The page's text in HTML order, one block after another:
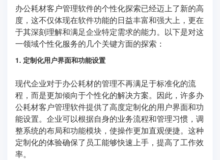
办公耗材客户管理软件的个性化探索已经迈上了新的高
度，这不仅体现在软件功能的日益丰富和强大上，更在
于其深刻理解和满足企业特定需求的能力。以下是对这
一领域个性化服务的几个关键方面的探索：
1. 定制化用户界面和功能设置
现代企业对于办公耗材的管理不再满足于标准化的流
程，而是更加倾向于个性化的解决方案。因此，许多办
公耗材客户管理软件提供了高度定制化的用户界面和功
能设置。企业可以根据自身的业务流程和管理习惯，调
整系统的布局和功能模块，使操作更加直观便捷。这种
定制化的体验确保了员工能够快速上手，提高了工作效
率。